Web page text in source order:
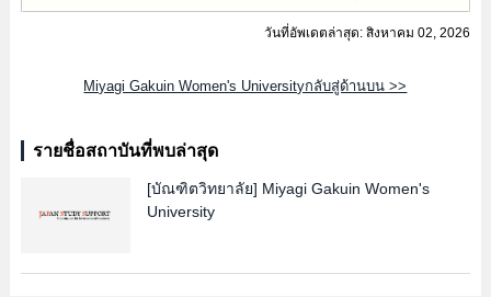
วันที่อัพเดตล่าสุด: สิงหาคม 02, 2026
Miyagi Gakuin Women's Universityกลับสู่ด้านบน >>
รายชื่อสถาบันที่พบล่าสุด
[บัณฑิตวิทยาลัย] Miyagi Gakuin Women's
University